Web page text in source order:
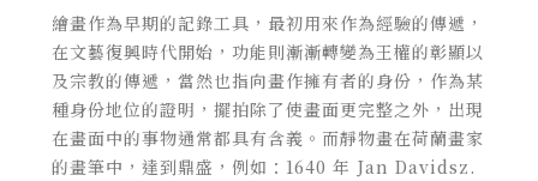
繪畫作為早期的記錄工具，最初用來作為經驗的傳遞，
在文藝復興時代開始，功能則漸漸轉變為王權的彰顯以
及宗教的傳遞，當然也指向畫作擁有者的身份，作為某
種身份地位的證明，擺拍除了使畫面更完整之外，出現
在畫面中的事物通常都具有含義。而靜物畫在荷蘭畫家
的畫筆中，達到鼎盛，例如：1640 年 Jan Davidsz.